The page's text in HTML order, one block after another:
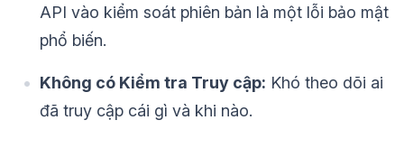
API vào kiểm soát phiên bản là một lỗi bảo mật
phổ biến.
Không có Kiểm tra Truy cập: Khó theo dõi ai
đã truy cập cái gì và khi nào.